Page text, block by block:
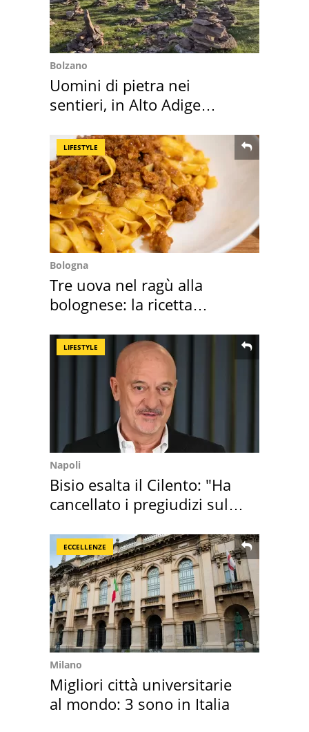
Bolzano
Uomini di pietra nei
sentieri, in Alto Adige
LIFESTYLE
Bologna
Tre uova nel ragù alla
bolognese: la ricetta
LIFESTYLE
Napoli
Bisio esalta il Cilento: "Ha
cancellato i pregiudizi sul
ECCELLENZE
Milano
Migliori città universitarie
al mondo: 3 sono in Italia